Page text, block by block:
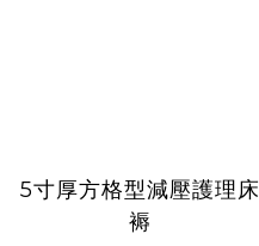
5寸厚方格型減壓護理床
褥